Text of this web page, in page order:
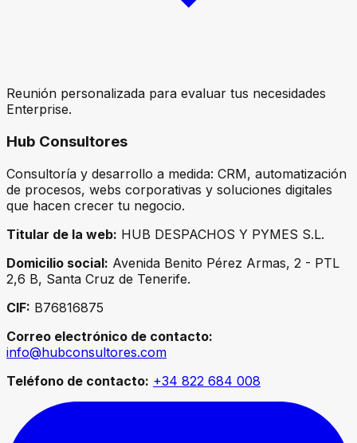
Reunión personalizada para evaluar tus necesidades
Enterprise.
Hub Consultores
Consultoría y desarrollo a medida: CRM, automatización
de procesos, webs corporativas y soluciones digitales
que hacen crecer tu negocio.
Titular de la web: HUB DESPACHOS Y PYMES S.L.
Domicilio social: Avenida Benito Pérez Armas, 2 - PTL
2,6 B, Santa Cruz de Tenerife.
CIF: B76816875
Correo electrónico de contacto:
info@hubconsultores.com
Teléfono de contacto: +34 822 684 008